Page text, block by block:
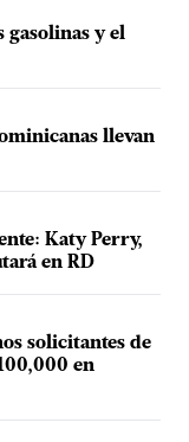
gasolinas y el
llevan
Katy Perry,
en RD
solicitantes de
en